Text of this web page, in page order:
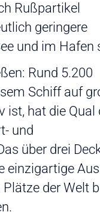
Rußpartikel
geringere
und im Hafen
Rund 5.200
Schiff auf
ist, hat die Qual
und
über drei
einzigartige
der Welt